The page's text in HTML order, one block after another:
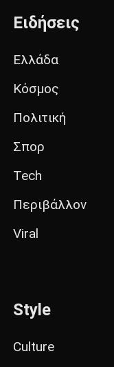
Ειδήσεις
Ελλάδα
Κόσμος
Πολιτική
Σπορ
Tech
Περιβάλλον
Viral
Style
Culture